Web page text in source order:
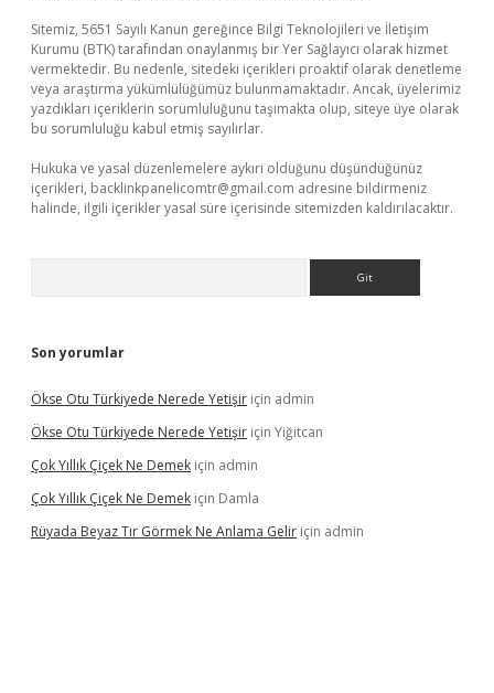
Sitemiz, 5651 Sayılı Kanun gereğince Bilgi Teknolojileri ve İletişim
Kurumu (BTK) tarafından onaylanmış bir Yer Sağlayıcı olarak hizmet
vermektedir. Bu nedenle, sitedeki içerikleri proaktif olarak denetleme
veya araştırma yükümlülüğümüz bulunmamaktadır. Ancak, üyelerimiz
yazdıkları içeriklerin sorumluluğunu taşımakta olup, siteye üye olarak
bu sorumluluğu kabul etmiş sayılırlar.
Hukuka ve yasal düzenlemelere aykırı olduğunu düşündüğünüz
içerikleri, backlinkpanelicomtr@gmail.com adresine bildirmeniz
halinde, ilgili içerikler yasal süre içerisinde sitemizden kaldırılacaktır.
Son yorumlar
Ökse Otu Türkiyede Nerede Yetişir için admin
Ökse Otu Türkiyede Nerede Yetişir için Yiğitcan
Çok Yıllık Çiçek Ne Demek için admin
Çok Yıllık Çiçek Ne Demek için Damla
Rüyada Beyaz Tır Görmek Ne Anlama Gelir için admin